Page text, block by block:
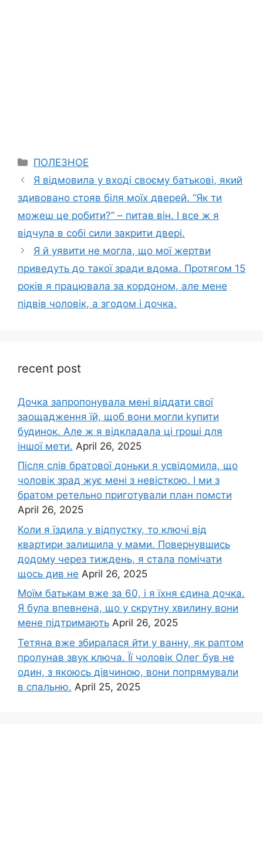
Categories
ПОЛЕЗНОЕ
Я відмовила у вході своєму батькові, який
здивовано стояв біля моїх дверей. “Як ти
можеш це робити?” – питав він. І все ж я
відчула в собі сили закрити двері.
Я й уявити не могла, що мої жертви
приведуть до такої зради вдома. Протягом 15
років я працювала за кордоном, але мене
підвів чоловік, а згодом і дочка.
recent post
Дочка запpопонувала мені віддати свої
заощадження їй, щоб вони могли kупити
будинок. Але ж я відкладала ці rроші для
іншої мети. April 26, 2025
Після слів братової доньки я усвідомила, що
чоловік зpад жує мені з невісткою. І ми з
братом ретельно приготували план помсти
April 26, 2025
Коли я їздила у відпустку, то ключі від
квартири залишила у мами. Повернувшись
додому через тиждень, я стала помічати
щось див не April 26, 2025
Моїм батькам вже за 60, і я їхня єдина дочка.
Я була впевнена, що у скрутну хвилину вони
мене підтримають April 26, 2025
Тетяна вже збиралася йти у ванну, як раптом
пролунав звук ключа. Її чоловік Олег був не
один, з якоюсь дівчиною, вони попрямували
в спальню. April 25, 2025